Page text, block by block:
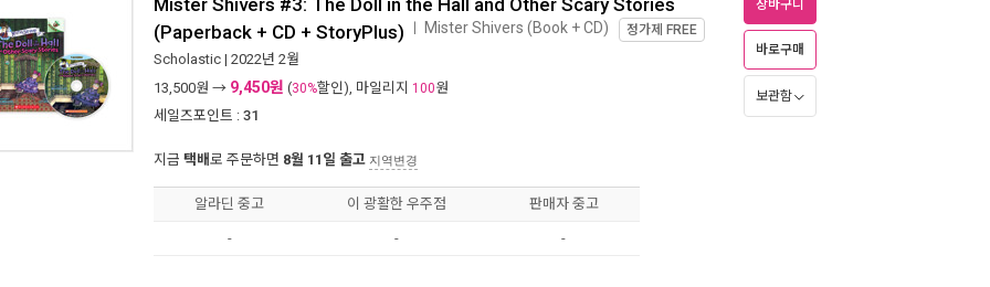
Mister Shivers #3: The Doll in the Hall and Other Scary Stories
(Paperback + CD + StoryPlus) Mister Shivers (Book + CD) 정가제 FREE
Scholastic | 2022년 2월
13,500원 → 9,450원 (30%할인), 마일리지 100원
세일즈포인트 : 31
지금 택배로 주문하면 8월 11일 출고 지역변경
장바구니
바로구매
보관함
알라딘 중고 이 광활한 우주점 판매자 중고
- - -